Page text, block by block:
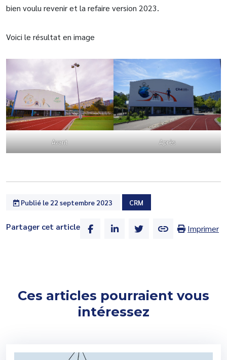
bien voulu revenir et la refaire version 2023.
Voici le résultat en image
Avant Après
Publié le 22 septembre 2023 CRM
Partager cet article Imprimer
Ces articles pourraient vous
intéressez